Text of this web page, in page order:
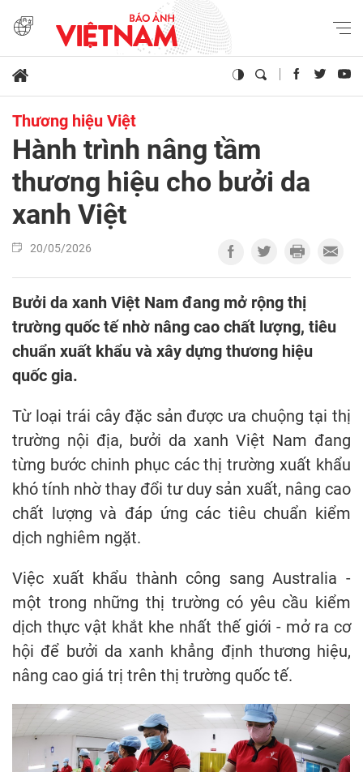
Thương hiệu Việt
Hành trình nâng tầm
thương hiệu cho bưởi da
xanh Việt
20/05/2026
Bưởi da xanh Việt Nam đang mở rộng thị
trường quốc tế nhờ nâng cao chất lượng, tiêu
chuẩn xuất khẩu và xây dựng thương hiệu
quốc gia.
Từ loại trái cây đặc sản được ưa chuộng tại thị
trường nội địa, bưởi da xanh Việt Nam đang
từng bước chinh phục các thị trường xuất khẩu
khó tính nhờ thay đổi tư duy sản xuất, nâng cao
chất lượng và đáp ứng các tiêu chuẩn kiểm
dịch nghiêm ngặt.
Việc xuất khẩu thành công sang Australia -
một trong những thị trường có yêu cầu kiểm
dịch thực vật khắt khe nhất thế giới - mở ra cơ
hội để bưởi da xanh khẳng định thương hiệu,
nâng cao giá trị trên thị trường quốc tế.